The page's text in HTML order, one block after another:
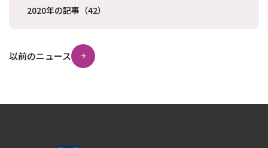
2020年の記事（42）
以前のニュース